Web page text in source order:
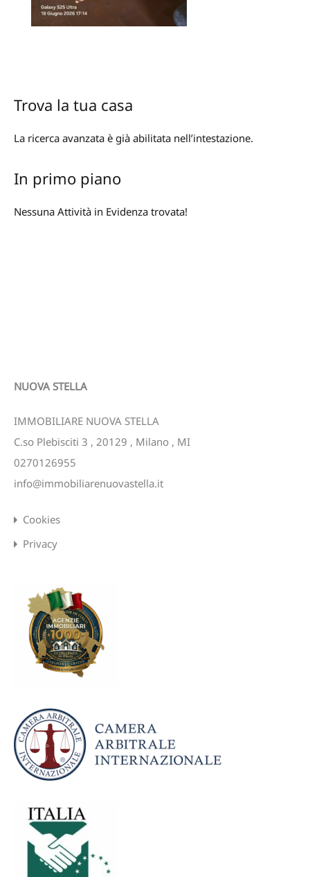
Trova la tua casa
La ricerca avanzata è già abilitata nell’intestazione.
In primo piano
Nessuna Attività in Evidenza trovata!
NUOVA STELLA
IMMOBILIARE NUOVA STELLA
C.so Plebisciti 3 , 20129 , Milano , MI
0270126955
info@immobiliarenuovastella.it
Cookies
Privacy